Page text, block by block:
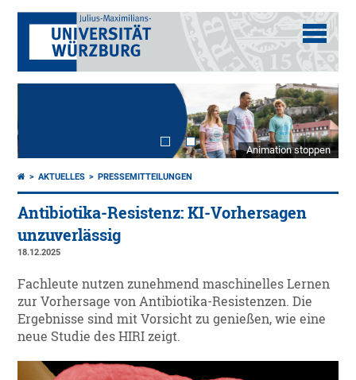
Animation stoppen
AKTUELLES PRESSEMITTEILUNGEN
Antibiotika-Resistenz: KI-Vorhersagen
unzuverlässig
18.12.2025
Fachleute nutzen zunehmend maschinelles Lernen
zur Vorhersage von Antibiotika-Resistenzen. Die
Ergebnisse sind mit Vorsicht zu genießen, wie eine
neue Studie des HIRI zeigt.